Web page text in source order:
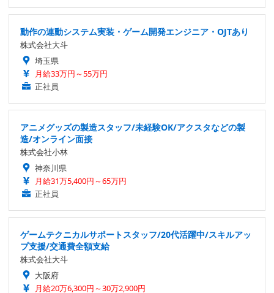
動作の連動システム実装・ゲーム開発エンジニア・OJTあり
株式会社大斗
埼玉県
月給33万円～55万円
正社員
アニメグッズの製造スタッフ/未経験OK/アクスタなどの製
造/オンライン面接
株式会社小林
神奈川県
月給31万5,400円～65万円
正社員
ゲームテクニカルサポートスタッフ/20代活躍中/スキルアッ
プ支援/交通費全額支給
株式会社大斗
大阪府
月給20万6,300円～30万2,900円